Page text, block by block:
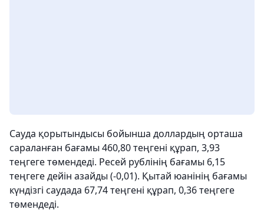
Сауда қорытындысы бойынша доллардың орташа
сараланған бағамы 460,80 теңгені құрап, 3,93
теңгеге төмендеді. Ресей рублінің бағамы 6,15
теңгеге дейін азайды (-0,01). Қытай юанінің бағамы
күндізгі саудада 67,74 теңгені құрап, 0,36 теңгеге
төмендеді.